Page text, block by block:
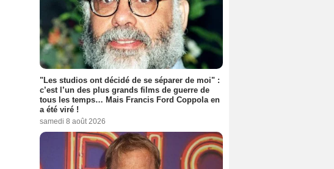
"Les studios ont décidé de se séparer de moi" :
c’est l’un des plus grands films de guerre de
tous les temps… Mais Francis Ford Coppola en
a été viré !
samedi 8 août 2026